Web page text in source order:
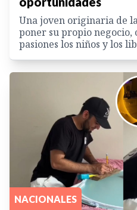
Una joven originaria de
poner su propio negocio,
pasiones los niños y los
NACIONALES